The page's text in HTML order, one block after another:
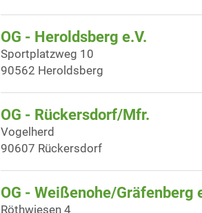
OG - Heroldsberg e.V.
Sportplatzweg 10
90562 Heroldsberg
OG - Rückersdorf/Mfr.
Vogelherd
90607 Rückersdorf
OG - Weißenohe/Gräfenberg
Röthwiesen 4